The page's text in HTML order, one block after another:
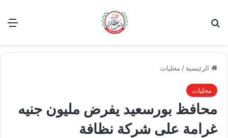
الرئيسية / محليات
محليات
محافظ بورسعيد يفرض مليون جنيه
غرامة على شركة نظافة